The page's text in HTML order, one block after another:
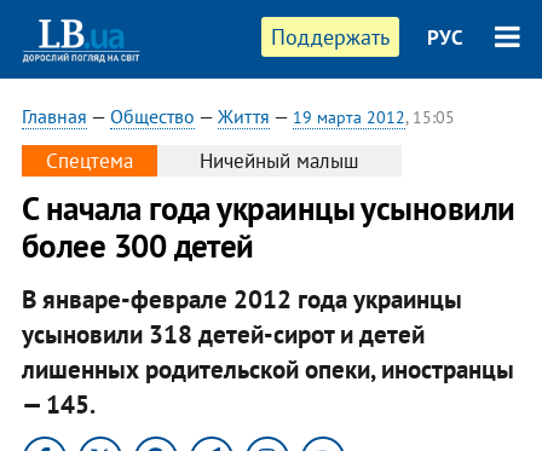
Поддержать РУС
Главная — Общество — Життя — 19 марта 2012, 15:05
Спецтема Ничейный малыш
С начала года украинцы усыновили
более 300 детей
В январе-феврале 2012 года украинцы
усыновили 318 детей-сирот и детей
лишенных родительской опеки, иностранцы
— 145.